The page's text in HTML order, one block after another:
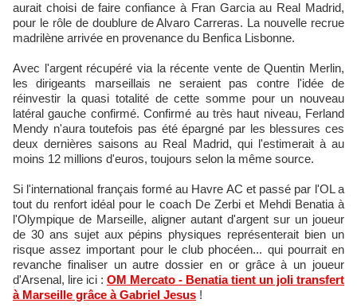
aurait choisi de faire confiance à Fran Garcia au Real Madrid,
pour le rôle de doublure de Alvaro Carreras. La nouvelle recrue
madrilène arrivée en provenance du Benfica Lisbonne.
Avec l'argent récupéré via la récente vente de Quentin Merlin,
les dirigeants marseillais ne seraient pas contre l'idée de
réinvestir la quasi totalité de cette somme pour un nouveau
latéral gauche confirmé. Confirmé au très haut niveau, Ferland
Mendy n'aura toutefois pas été épargné par les blessures ces
deux dernières saisons au Real Madrid, qui l'estimerait à au
moins 12 millions d'euros, toujours selon la même source.
Si l'international français formé au Havre AC et passé par l'OL a
tout du renfort idéal pour le coach De Zerbi et Mehdi Benatia à
l'Olympique de Marseille, aligner autant d'argent sur un joueur
de 30 ans sujet aux pépins physiques représenterait bien un
risque assez important pour le club phocéen... qui pourrait en
revanche finaliser un autre dossier en or grâce à un joueur
d'Arsenal, lire ici : OM Mercato - Benatia tient un joli transfert
à Marseille grâce à Gabriel Jesus !